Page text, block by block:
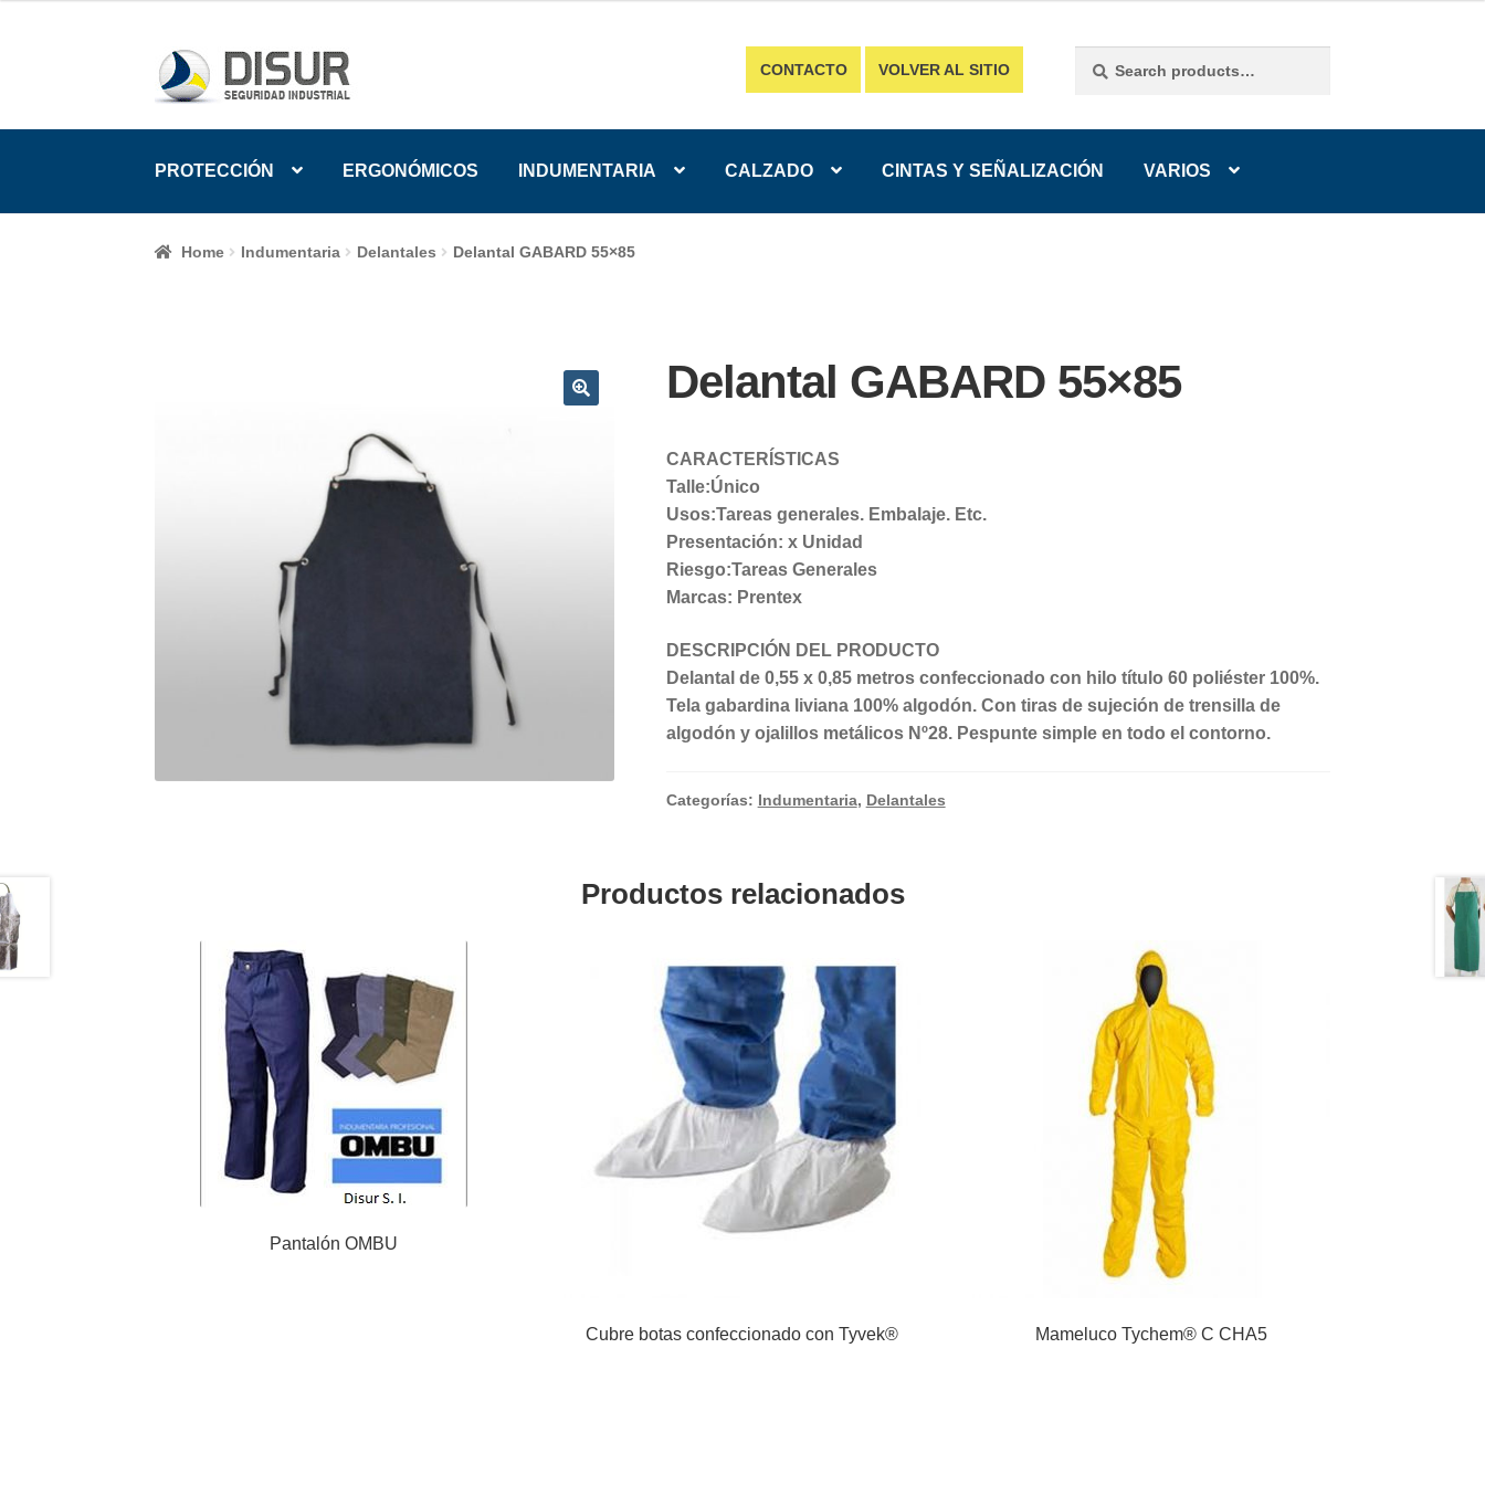
Skip
to
Skip
to
CONTACTO VOLVER AL SITIO
for:
PROTECCIÓN ERGONÓMICOS INDUMENTARIA CALZADO CINTAS Y SEÑALIZACIÓN VARIOS
Home Indumentaria Delantales Delantal GABARD 55×85
Delantal GABARD 55×85
CARACTERÍSTICAS
Talle:Único
Usos:Tareas generales. Embalaje. Etc.
Presentación: x Unidad
Riesgo:Tareas Generales
Marcas: Prentex
DESCRIPCIÓN DEL PRODUCTO
Delantal de 0,55 x 0,85 metros confeccionado con hilo título 60 poliéster 100%.
Tela gabardina liviana 100% algodón. Con tiras de sujeción de trensilla de
algodón y ojalillos metálicos Nº28. Pespunte simple en todo el contorno.
Categorías: Indumentaria, Delantales
Productos relacionados
Pantalón OMBU
Cubre botas confeccionado con Tyvek® Mameluco Tychem® C CHA5